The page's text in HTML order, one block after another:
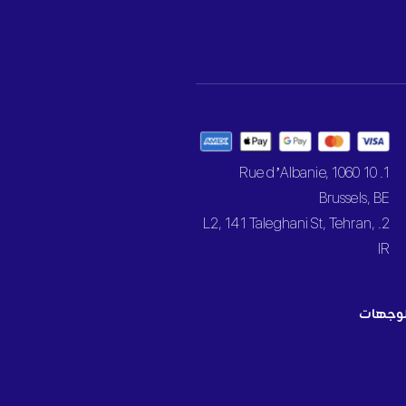
1. 10 Rue d’Albanie, 1060
Brussels, BE
2. L2, 141 Taleghani St, Tehran,
IR